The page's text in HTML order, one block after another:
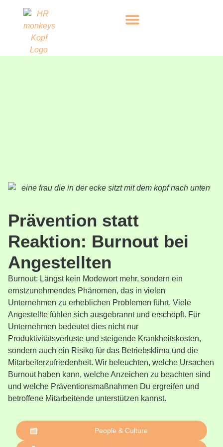
Prävention statt
Reaktion: Burnout bei
Angestellten
Burnout: Längst kein Modewort mehr, sondern ein
ernstzunehmendes Phänomen, das in vielen
Unternehmen zu erheblichen Problemen führt. Viele
Angestellte fühlen sich ausgebrannt und erschöpft. Für
Unternehmen bedeutet dies nicht nur
Produktivitätsverluste und steigende Krankheitskosten,
sondern auch ein Risiko für das Betriebsklima und die
Mitarbeiterzufriedenheit. Wir beleuchten, welche Ursachen
Burnout haben kann, welche Anzeichen zu beachten sind
und welche Präventionsmaßnahmen Du ergreifen und
betroffene Mitarbeitende unterstützen kannst.
People & Culture